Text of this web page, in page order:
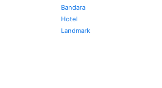
Bandara
Hotel
Landmark